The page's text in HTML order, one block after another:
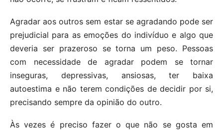
Agradar aos outros sem estar se agradando pode ser
prejudicial para as emoções do indivíduo e algo que
deveria ser prazeroso se torna um peso. Pessoas
com necessidade de agradar podem se tornar
inseguras, depressivas, ansiosas, ter baixa
autoestima e não terem condições de decidir por si,
precisando sempre da opinião do outro.
Às vezes é preciso fazer o que não se gosta em